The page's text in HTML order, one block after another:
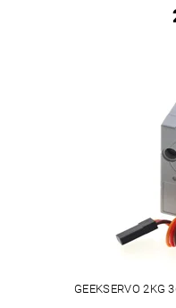
GEEKSERVO 2KG